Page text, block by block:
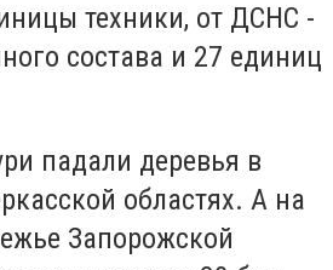
техники, от ДСНС -
состава и 27 единиц
падали деревья в
областях. А на
Запорожской